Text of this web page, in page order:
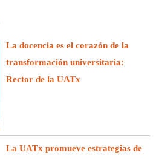
La docencia es el corazón de la
transformación universitaria:
Rector de la UATx
La UATx promueve estrategias de